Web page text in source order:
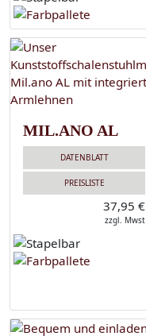
MIL.ANO AL
DATENBLATT
PREISLISTE
37,95 €
zzgl. Mwst